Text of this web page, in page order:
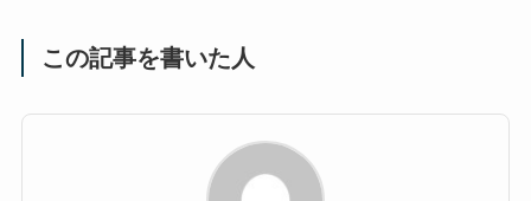
この記事を書いた人